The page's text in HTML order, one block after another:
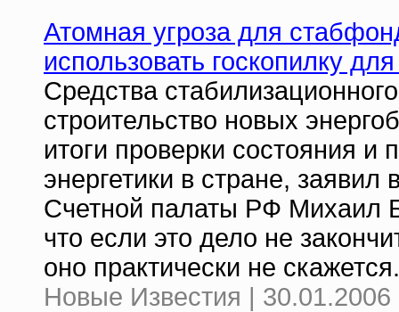
Атомная угроза для
использовать госкопилку
Средства
строительство новых
итоги проверки состояния и
энергетики в стране,
Счетной палаты РФ Михаил
что если это дело не
оно практически не скажется.
Новые Известия | 30.01.2006